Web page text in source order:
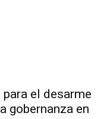
el desarme
gobernanza en